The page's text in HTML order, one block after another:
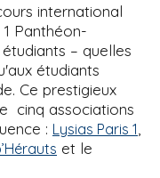
international
Panthéon-
– quelles
étudiants
Ce prestigieux
cinq associations
: Lysias Paris 1
et le